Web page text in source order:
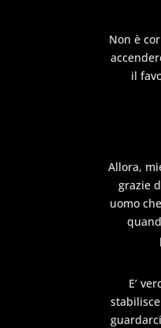
Non è
il
Allora,
grazie
uomo
E’